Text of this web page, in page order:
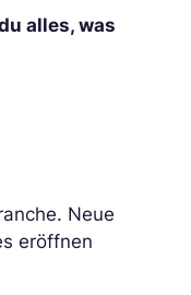
alles, was
Neue
eröffnen